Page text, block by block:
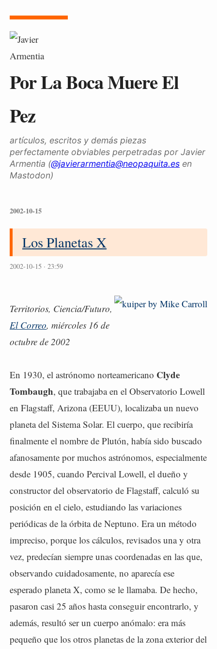
Por La Boca Muere El
Pez
artículos, escritos y demás piezas
perfectamente obviables perpetradas por Javier
Armentia (@javierarmentia@neopaquita.es en
Mastodon)
2002-10-15
Los Planetas X
2002-10-15 · 23:59
Territorios, Ciencia/Futuro,
El Correo, miércoles 16 de
octubre de 2002
En 1930, el astrónomo norteamericano Clyde
Tombaugh, que trabajaba en el Observatorio Lowell
en Flagstaff, Arizona (EEUU), localizaba un nuevo
planeta del Sistema Solar. El cuerpo, que recibiría
finalmente el nombre de Plutón, había sido buscado
afanosamente por muchos astrónomos, especialmente
desde 1905, cuando Percival Lowell, el dueño y
constructor del observatorio de Flagstaff, calculó su
posición en el cielo, estudiando las variaciones
periódicas de la órbita de Neptuno. Era un método
impreciso, porque los cálculos, revisados una y otra
vez, predecían siempre unas coordenadas en las que,
observando cuidadosamente, no aparecía ese
esperado planeta X, como se le llamaba. De hecho,
pasaron casi 25 años hasta conseguir encontrarlo, y
además, resultó ser un cuerpo anómalo: era más
pequeño que los otros planetas de la zona exterior del